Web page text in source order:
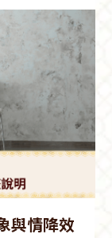
與情降效